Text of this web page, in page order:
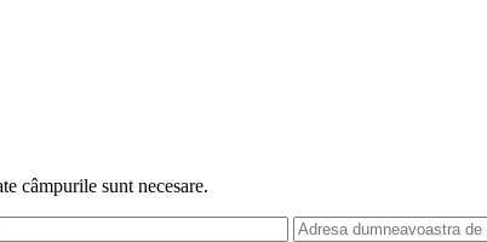
câmpurile sunt necesare.